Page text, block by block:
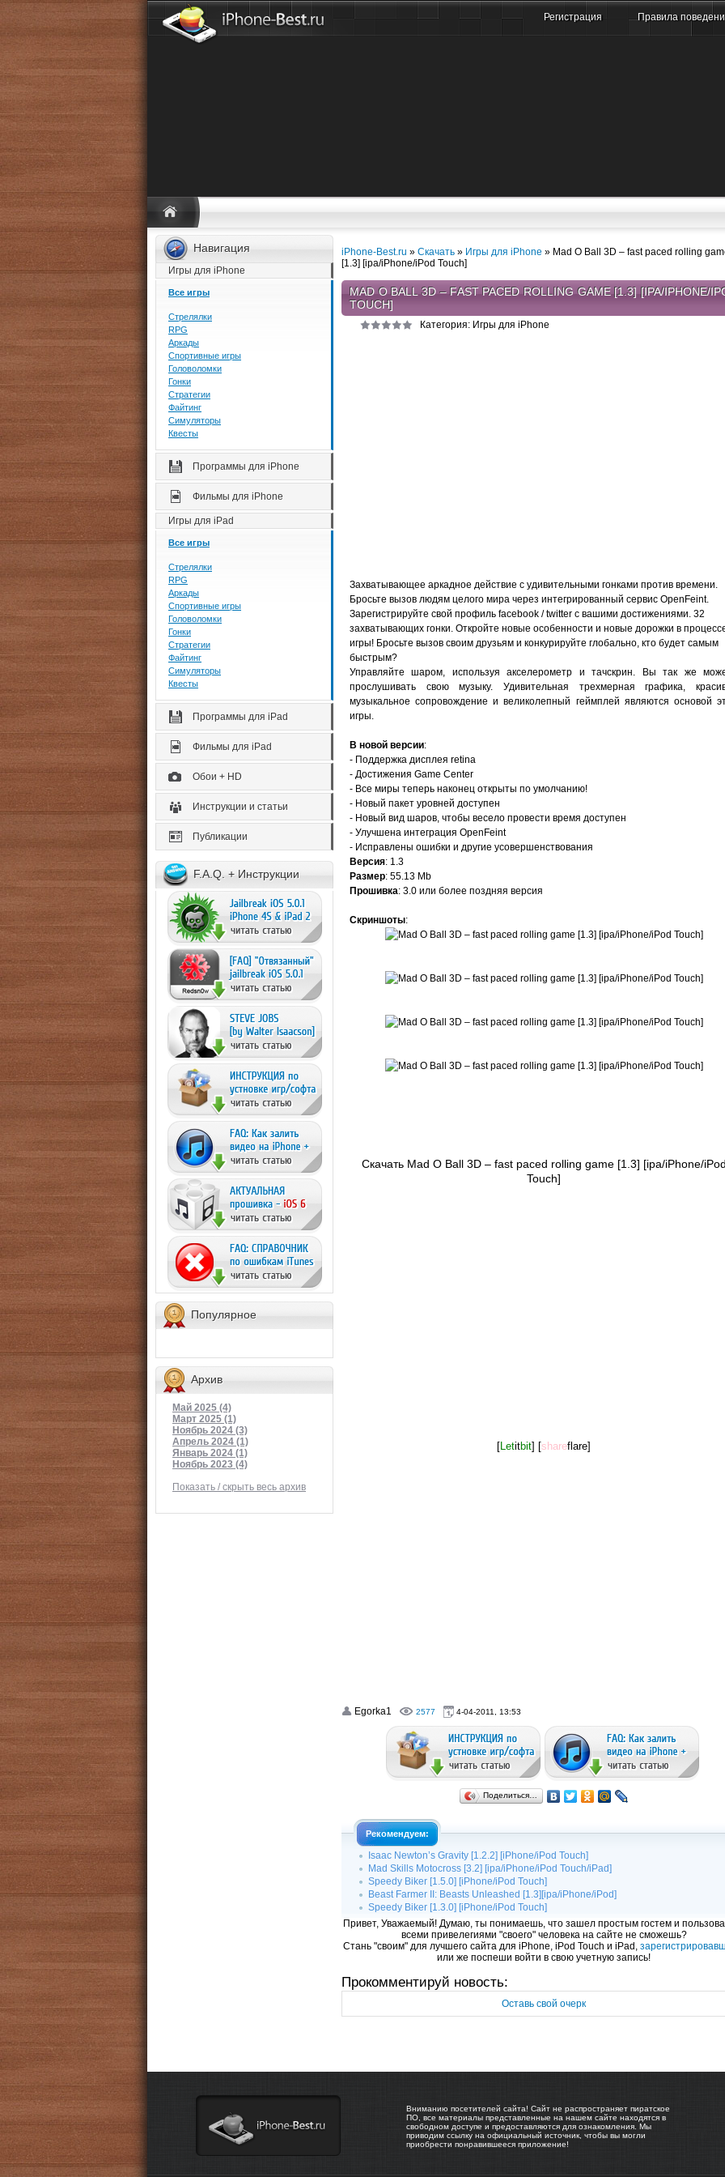
Регистрация Правила
Навигация
Игры для iPhone
Все игры
Стрелялки
RPG
Аркады
Спортивные игры
Головоломки
Гонки
Стратегии
Файтинг
Симуляторы
Квесты
Программы для iPhone
Фильмы для iPhone
Игры для iPad
Все игры
Стрелялки
RPG
Аркады
Спортивные игры
Головоломки
Гонки
Стратегии
Файтинг
Симуляторы
Квесты
Программы для iPad
Фильмы для iPad
Обои + HD
Инструкции и статьи
Публикации
F.A.Q. + Инструкции
Популярное
Архив
Май 2025 (4)
Март 2025 (1)
Ноябрь 2024 (3)
Апрель 2024 (1)
Январь 2024 (1)
Ноябрь 2023 (4)
Показать / скрыть весь архив
iPhone-Best.ru » Скачать » Игры для iPhone » Mad O Ball 3D – fast paced rolling
[1.3] [ipa/iPhone/iPod Touch]
MAD O BALL 3D – FAST PACED ROLLING GAME [1.3] [IPA/IPHONE/
TOUCH]
Категория: Игры для iPhone
Захватывающее аркадное действие с удивительными гонками против времени.
Бросьте вызов людям целого мира через интегрированный сервис OpenFeint.
Зарегистрируйте свой профиль facebook / twitter с вашими достижениями. 32
захватывающих гонки. Откройте новые особенности и новые дорожки в
игры! Бросьте вызов своим друзьям и конкурируйте глобально, кто будет самым
быстрым?
Управляйте шаром, используя акселерометр и тачскрин. Вы так же
прослушивать свою музыку. Удивительная трехмерная графика,
музыкальное сопровождение и великолепный геймплей являются основой
игры.
В новой версии:
- Поддержка дисплея retina
- Достижения Game Center
- Все миры теперь наконец открыты по умолчанию!
- Новый пакет уровней доступен
- Новый вид шаров, чтобы весело провести время доступен
- Улучшена интеграция OpenFeint
- Исправлены ошибки и другие усовершенствования
Версия: 1.3
Размер: 55.13 Mb
Прошивка: 3.0 или более поздняя версия
Скриншоты:
Скачать Mad O Ball 3D – fast paced rolling game [1.3] [ipa/iPhone/
Touch]
[Letitbit] [shareflare]
Egorka1 2577 4-04-2011, 13:53
Поделиться…
Рекомендуем:
Isaac Newton’s Gravity [1.2.2] [iPhone/iPod Touch]
Mad Skills Motocross [3.2] [ipa/iPhone/iPod Touch/iPad]
Speedy Biker [1.5.0] [iPhone/iPod Touch]
Beast Farmer II: Beasts Unleashed [1.3][ipa/iPhone/iPod]
Speedy Biker [1.3.0] [iPhone/iPod Touch]
Привет, Уважаемый! Думаю, ты понимаешь, что зашел простым гостем и
всеми привелегиями "своего" человека на сайте не сможешь?
Стань "своим" для лучшего сайта для iPhone, iPod Touch и iPad,
или же поспеши войти в свою учетную запись!
Прокомментируй новость:
Оставь свой очерк
Вниманию посетителей сайта! Сайт не распространяет пиратское
ПО, все материалы представленные на нашем сайте находятся в
свободном доступе и предоставляются для ознакомления. Мы
приводим ссылку на официальный источник, чтобы вы могли
приобрести понравившееся приложение!